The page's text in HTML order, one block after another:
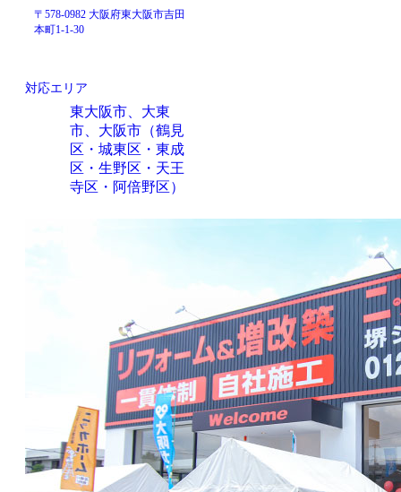
〒578-0982 大阪府東大阪市吉田
本町1-1-30
対応エリア
東大阪市、大東
市、大阪市（鶴見
区・城東区・東成
区・生野区・天王
寺区・阿倍野区）